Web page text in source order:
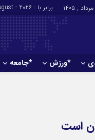
برابر با : Saturday - 8 - August - 2026
*ورزش *جامعه
است